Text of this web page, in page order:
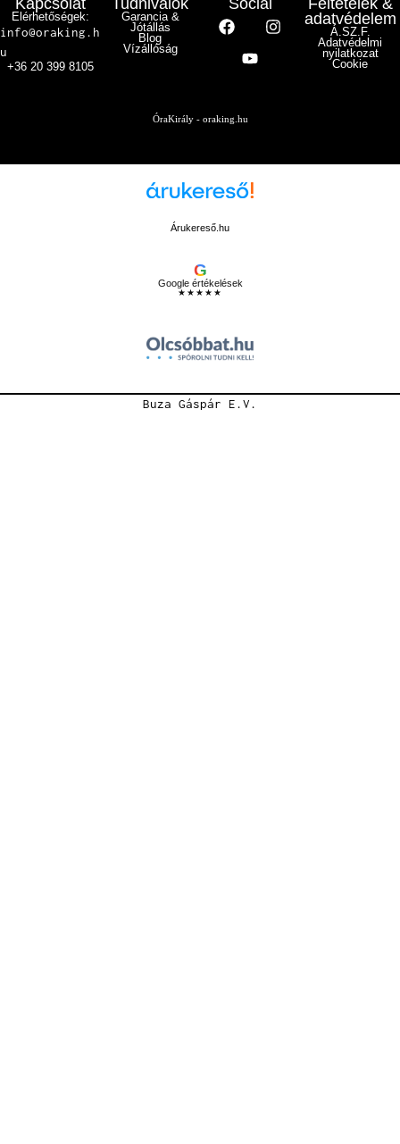
Elérhetőségek:
info@oraking.h
u
+36 20 399 8105
Garancia &
Jótállás
Blog
Vízállóság
adatvédelem
Á.SZ.F.
Adatvédelmi
nyilatkozat
Cookie
ÓraKirály - oraking.hu
Árukereső.hu
G
Google értékelések
★★★★★
Buza Gáspár E.V.